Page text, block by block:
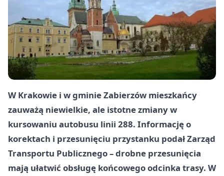
W Krakowie i w gminie Zabierzów mieszkańcy
zauważą niewielkie, ale istotne zmiany w
kursowaniu autobusu linii 288. Informację o
korektach i przesunięciu przystanku podał Zarząd
Transportu Publicznego – drobne przesunięcia
mają ułatwić obsługę końcowego odcinka trasy. W